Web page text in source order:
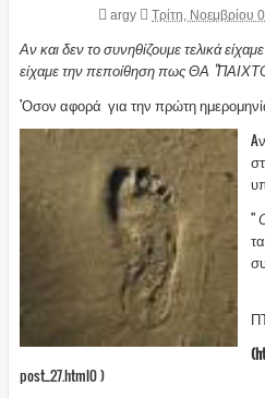
argy Τρίτη, Νοεμβρίου
Αν και δεν το συνηθίζουμε τελικά
είχαμε την πεποίθηση πως ΘΑ
'Οσον αφορά για την πρώτη ημερομηνία:
"
(
post_27.html0 )